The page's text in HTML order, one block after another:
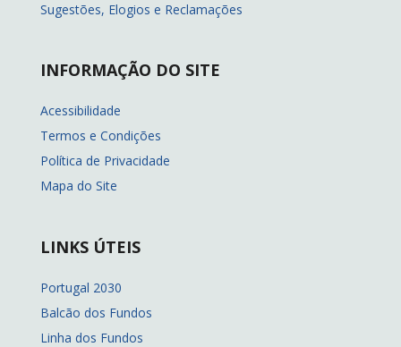
Sugestões, Elogios e Reclamações
INFORMAÇÃO DO SITE
Acessibilidade
Termos e Condições
Política de Privacidade
Mapa do Site
LINKS ÚTEIS
Portugal 2030
Balcão dos Fundos
Linha dos Fundos